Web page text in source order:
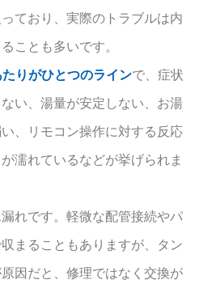
ており、実際のトラブルは内
ことも多いです。
りがひとつのラインで、症状
い、湯量が安定しない、お湯
、リモコン操作に対する反応
濡れているなどが挙げられま
れです。軽微な配管接続やパ
まることもありますが、タン
因だと、修理ではなく交換が